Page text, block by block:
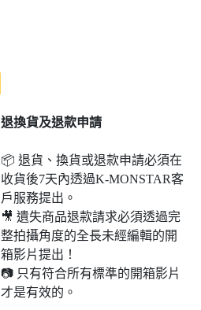
退換貨及退款申請
📦 退貨、換貨或退款申請必須在
收貨後7天內透過K-MONSTAR客
戶服務提出。
🎥 遺失商品退款請求必須透過完
整拍攝角度的全長未經編輯的開
箱影片提出！
📷 只有符合所有標準的開箱影片
才是有效的。